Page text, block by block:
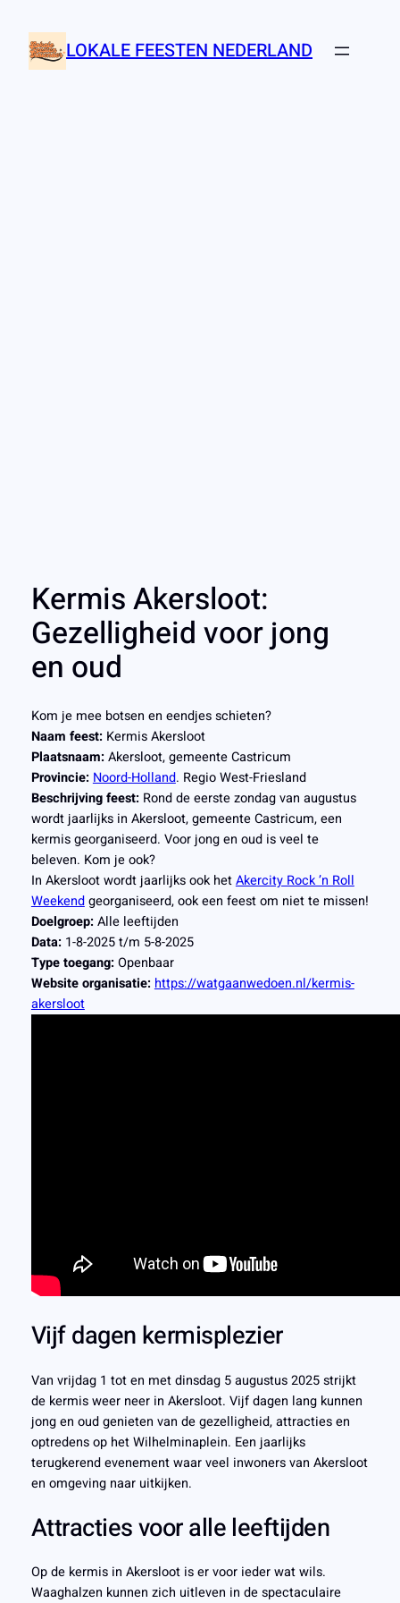
naar
LOKALE FEESTEN NEDERLAND
Kermis Akersloot:
Gezelligheid voor jong
en oud
Kom je mee botsen en eendjes schieten?
Naam feest: Kermis Akersloot
Plaatsnaam: Akersloot, gemeente Castricum
Provincie: Noord-Holland. Regio West-Friesland
Beschrijving feest: Rond de eerste zondag van augustus
wordt jaarlijks in Akersloot, gemeente Castricum, een
kermis georganiseerd. Voor jong en oud is veel te
beleven. Kom je ook?
In Akersloot wordt jaarlijks ook hetAkercity Rock ’n Roll
Weekendgeorganiseerd, ook een feest om niet te missen!
Doelgroep: Alle leeftijden
Data: 1-8-2025 t/m 5-8-2025
Type toegang: Openbaar
Website organisatie: https://watgaanwedoen.nl/kermis-
akersloot
Vijf dagen kermisplezier
Van vrijdag 1 tot en met dinsdag 5 augustus 2025 strijkt
de kermis weer neer in Akersloot. Vijf dagen lang kunnen
jong en oud genieten van de gezelligheid, attracties en
optredens op het Wilhelminaplein. Een jaarlijks
terugkerend evenement waar veel inwoners van Akersloot
en omgeving naar uitkijken.
Attracties voor alle leeftijden
Op de kermis in Akersloot is er voor ieder wat wils.
Waaghalzen kunnen zich uitleven in de spectaculaire